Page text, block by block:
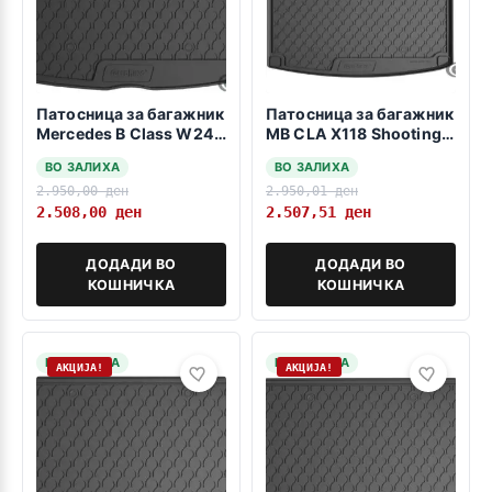
Патосница за багажник
Mercedes B Class W247
ВО ЗАЛИХА
2.950,00ден
2.508,00 ден
ДОДАДИ ВО
КОШНИЧКА
Патосница за багажник
MB CLA X118 Shooting
ВО ЗАЛИХА
2.950,01ден
2.507,51 ден
ДОДАДИ ВО
КОШНИЧКА
НА ЗАЛИХА
АКЦИЈА! НА ЗАЛИХА
АКЦИЈА!